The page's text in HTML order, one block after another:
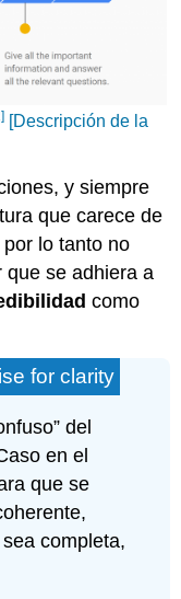
[Descripción de la
y siempre
que carece de
lo tanto no
que se adhiera a
como
for clarity
del
en el
que se
completa,